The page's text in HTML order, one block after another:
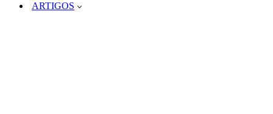
ARTIGOS